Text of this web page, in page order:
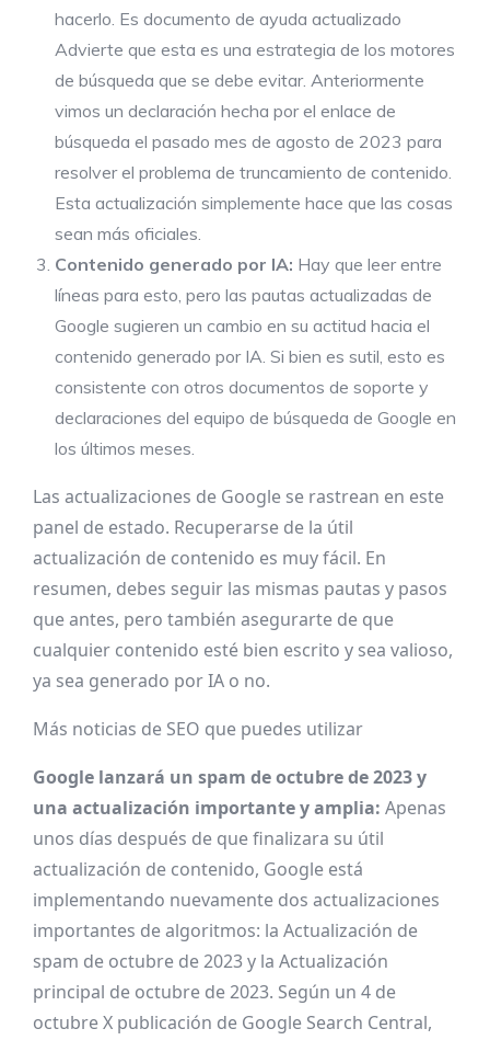
hacerlo. Es documento de ayuda actualizado
Advierte que esta es una estrategia de los motores
de búsqueda que se debe evitar. Anteriormente
vimos un declaración hecha por el enlace de
búsqueda el pasado mes de agosto de 2023 para
resolver el problema de truncamiento de contenido.
Esta actualización simplemente hace que las cosas
sean más oficiales.
Contenido generado por IA: Hay que leer entre
líneas para esto, pero las pautas actualizadas de
Google sugieren un cambio en su actitud hacia el
contenido generado por IA. Si bien es sutil, esto es
consistente con otros documentos de soporte y
declaraciones del equipo de búsqueda de Google en
los últimos meses.
Las actualizaciones de Google se rastrean en este
panel de estado. Recuperarse de la útil
actualización de contenido es muy fácil. En
resumen, debes seguir las mismas pautas y pasos
que antes, pero también asegurarte de que
cualquier contenido esté bien escrito y sea valioso,
ya sea generado por IA o no.
Más noticias de SEO que puedes utilizar
Google lanzará un spam de octubre de 2023 y
una actualización importante y amplia: Apenas
unos días después de que finalizara su útil
actualización de contenido, Google está
implementando nuevamente dos actualizaciones
importantes de algoritmos: la Actualización de
spam de octubre de 2023 y la Actualización
principal de octubre de 2023. Según un 4 de
octubre X publicación de Google Search Central,